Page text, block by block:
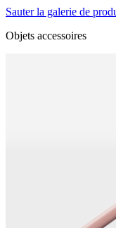
Sauter la galerie de
Objets accessoires